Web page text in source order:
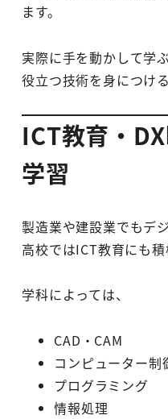
ます。
実際に手を動かして学
役立つ技術を身につけ
ICT教育・
学習
製造業や建設業でもデ
高校ではICT教育にも積
学科によっては、
CAD・CAM
コンピューター制
プログラミング
情報処理